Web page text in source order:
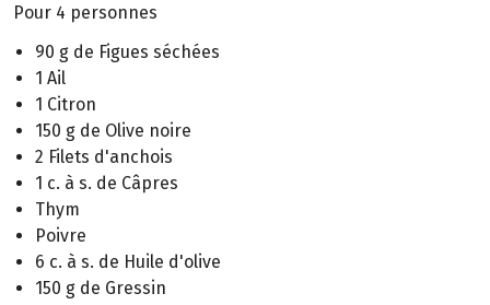
Pour 4 personnes
90 g de Figues séchées
1 Ail
1 Citron
150 g de Olive noire
2 Filets d'anchois
1 c. à s. de Câpres
Thym
Poivre
6 c. à s. de Huile d'olive
150 g de Gressin